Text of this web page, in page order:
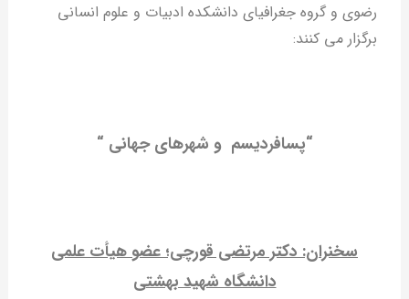
رضوی و گروه جغرافیای دانشکده ادبیات و علوم انسانی
برگزار می کنند:
“پسافردیسم و شهرهای جهانی “
سخنران: دکتر مرتضی قورچی؛عضو هیأت علمی
دانشگاه شهید بهشتی